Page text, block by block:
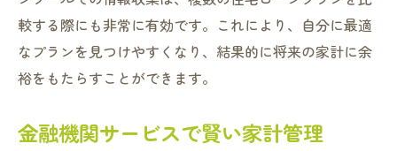
較する際にも非常に有効です。これにより、自分に最適
なプランを見つけやすくなり、結果的に将来の家計に余
裕をもたらすことができます。
金融機関サービスで賢い家計管理